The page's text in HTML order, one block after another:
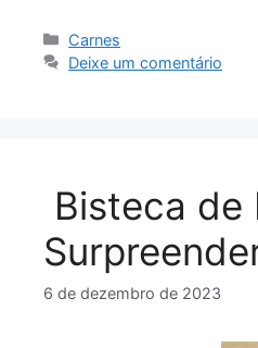
Categorias
Carnes
Deixe um comentário
Bisteca de
6 de dezembro de 2023